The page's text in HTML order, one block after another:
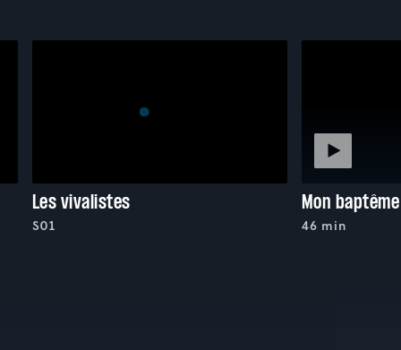
Les vivalistes
S01
Mon
46 min